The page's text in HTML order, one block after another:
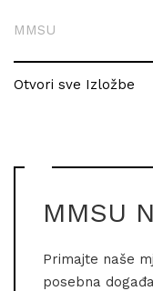
MMSU
Otvori sve Izložbe
MMSU
Primajte naše
posebna